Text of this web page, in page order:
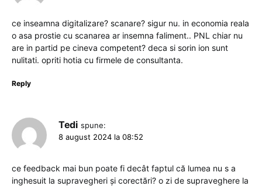
ce inseamna digitalizare? scanare? sigur nu. in economia reala
o asa prostie cu scanarea ar insemna faliment.. PNL chiar nu
are in partid pe cineva competent? deca si sorin ion sunt
nulitati. opriti hotia cu firmele de consultanta.
Reply
Tedi spune:
8 august 2024 la 08:52
ce feedback mai bun poate fi decât faptul că lumea nu s a
inghesuit la supravegheri și corectări? o zi de supraveghere la